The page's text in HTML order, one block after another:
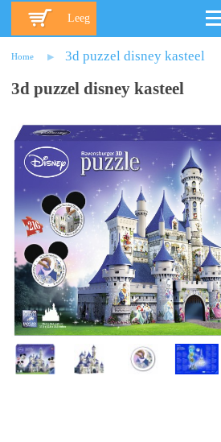
Leeg
Home 3d puzzel disney kasteel
3d puzzel disney kasteel